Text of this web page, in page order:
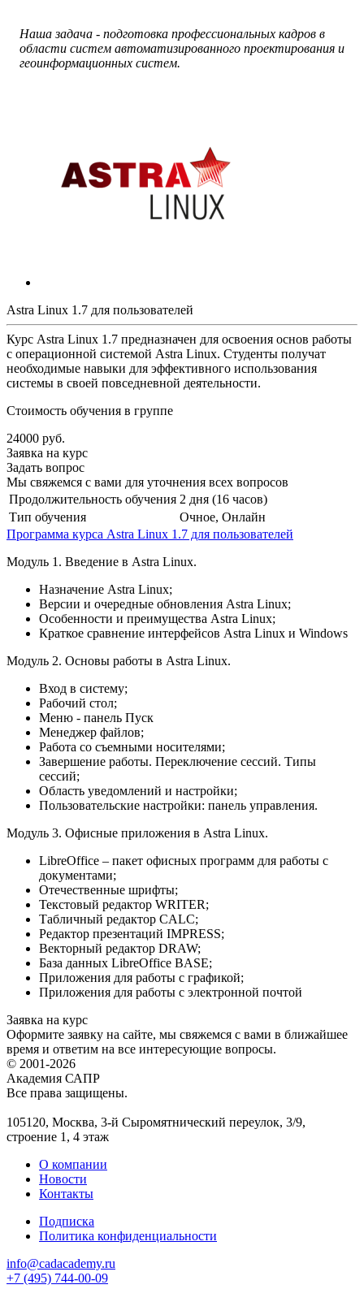
Наша задача - подготовка профессиональных кадров в
области систем автоматизированного проектирования и
геоинформационных систем.
Astra Linux 1.7 для пользователей
Курс Astra Linux 1.7 предназначен для освоения основ работы
с операционной системой Astra Linux. Студенты получат
необходимые навыки для эффективного использования
системы в своей повседневной деятельности.
Стоимость обучения в группе
24000 руб.
Заявка на курс
Задать вопрос
Мы свяжемся с вами для уточнения всех вопросов
Продолжительность обучения 2 дня (16 часов)
Тип обучения
Очное, Онлайн
Программа курса Astra Linux 1.7 для пользователей
Модуль 1. Введение в Astra Linux.
Назначение Astra Linux;
Версии и очередные обновления Astra Linux;
Особенности и преимущества Astra Linux;
Краткое сравнение интерфейсов Astra Linux и Windows
Модуль 2. Основы работы в Astra Linux.
Вход в систему;
Рабочий стол;
Меню - панель Пуск
Менеджер файлов;
Работа со съемными носителями;
Завершение работы. Переключение сессий. Типы
сессий;
Область уведомлений и настройки;
Пользовательские настройки: панель управления.
Модуль 3. Офисные приложения в Astra Linux.
LibreOffice – пакет офисных программ для работы с
документами;
Отечественные шрифты;
Текстовый редактор WRITER;
Табличный редактор CALC;
Редактор презентаций IMPRESS;
Векторный редактор DRAW;
База данных LibreOffice BASE;
Приложения для работы с графикой;
Приложения для работы с электронной почтой
Заявка на курс
Оформите заявку на сайте, мы свяжемся с вами в ближайшее
время и ответим на все интересующие вопросы.
© 2001-2026
Академия САПР
Все права защищены.
105120, Москва, 3-й Сыромятнический переулок, 3/9,
строение 1, 4 этаж
О компании
Новости
Контакты
Подписка
Политика конфиденциальности
info@cadacademy.ru
+7 (495) 744-00-09